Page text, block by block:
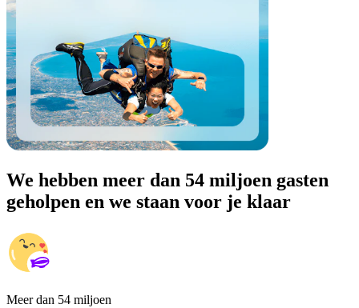
We hebben meer dan 54 miljoen gasten
geholpen en we staan voor je klaar
Meer dan 54 miljoen